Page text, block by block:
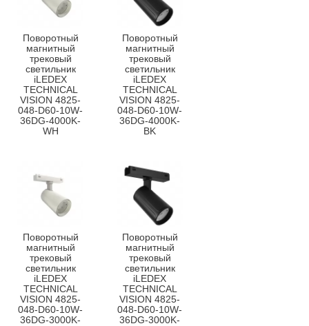
Поворотный
магнитный
трековый
светильник
iLEDEX
TECHNICAL
VISION 4825-
048-D60-10W-
36DG-4000K-
WH
Поворотный
магнитный
трековый
светильник
iLEDEX
TECHNICAL
VISION 4825-
048-D60-10W-
36DG-4000K-
BK
Поворотный
магнитный
трековый
светильник
iLEDEX
TECHNICAL
VISION 4825-
048-D60-10W-
36DG-3000K-
Поворотный
магнитный
трековый
светильник
iLEDEX
TECHNICAL
VISION 4825-
048-D60-10W-
36DG-3000K-